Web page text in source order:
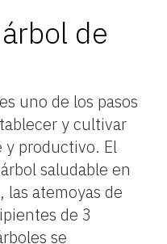
de
uno de los pasos
y cultivar
productivo. El
saludable en
atemoyas de
de 3
se